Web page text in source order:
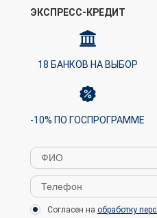
ЭКСПРЕСС-КРЕДИТ
18 БАНКОВ НА ВЫБОР
-10% ПО ГОСПРОГРАММЕ
Согласен на обработку